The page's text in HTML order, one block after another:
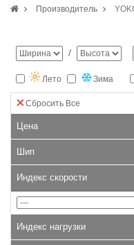
Производитель
/
Лето Зима
Сбросить Все
Цена
Шип
Индекс скорости
Индекс нагрузки